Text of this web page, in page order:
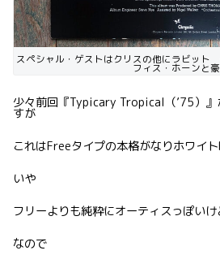
スペシャル・ゲストはクリスの他にラビッ
フィス・ホーンと
少々前回『Typicary Tropical（’75）』
すが
これはFreeタイプの本格がなりホワイ
いや
フリーよりも純粋にオーティスっぽいけ
なので